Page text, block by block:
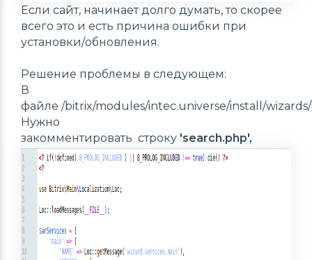
Если сайт, начинает долго думать, то скорее
всего это и есть причина ошибки при
установки/обновления.
Решение проблемы в следующем:
В
файле /bitrix/modules/intec.universe/install/wizards/
Нужно
закомментировать строку 'search.php',